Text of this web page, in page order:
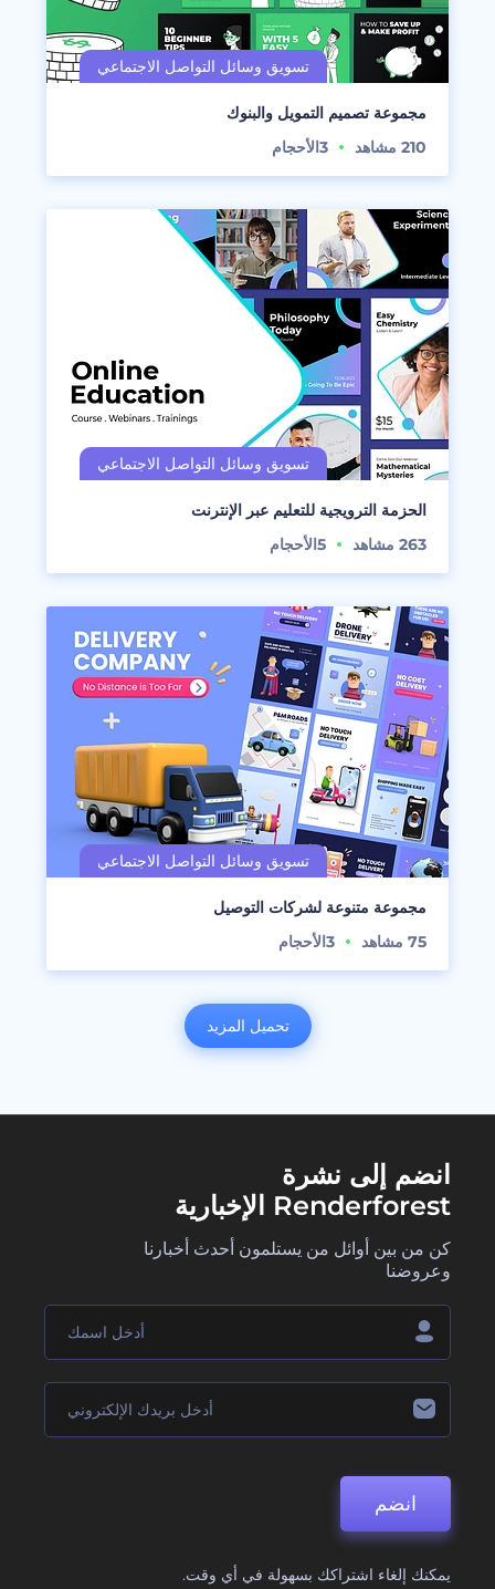
مجموعة تصميم التمويل والبنوك
210 مشاهد 3الأحجام
الحزمة الترويجية للتعليم عبر الإنترنت
263 مشاهد 5الأحجام
مجموعة متنوعة لشركات التوصيل
75 مشاهد 3الأحجام
تحميل المزيد
انضم إلى نشرة
Renderforest الإخبارية
كن من بين أوائل من يستلمون أحدث أخبارنا
وعروضنا
انضم
يمكنك إلغاء اشتراكك بسهولة في أي وقت.